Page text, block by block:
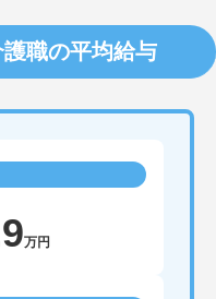
職の平均給与
万円